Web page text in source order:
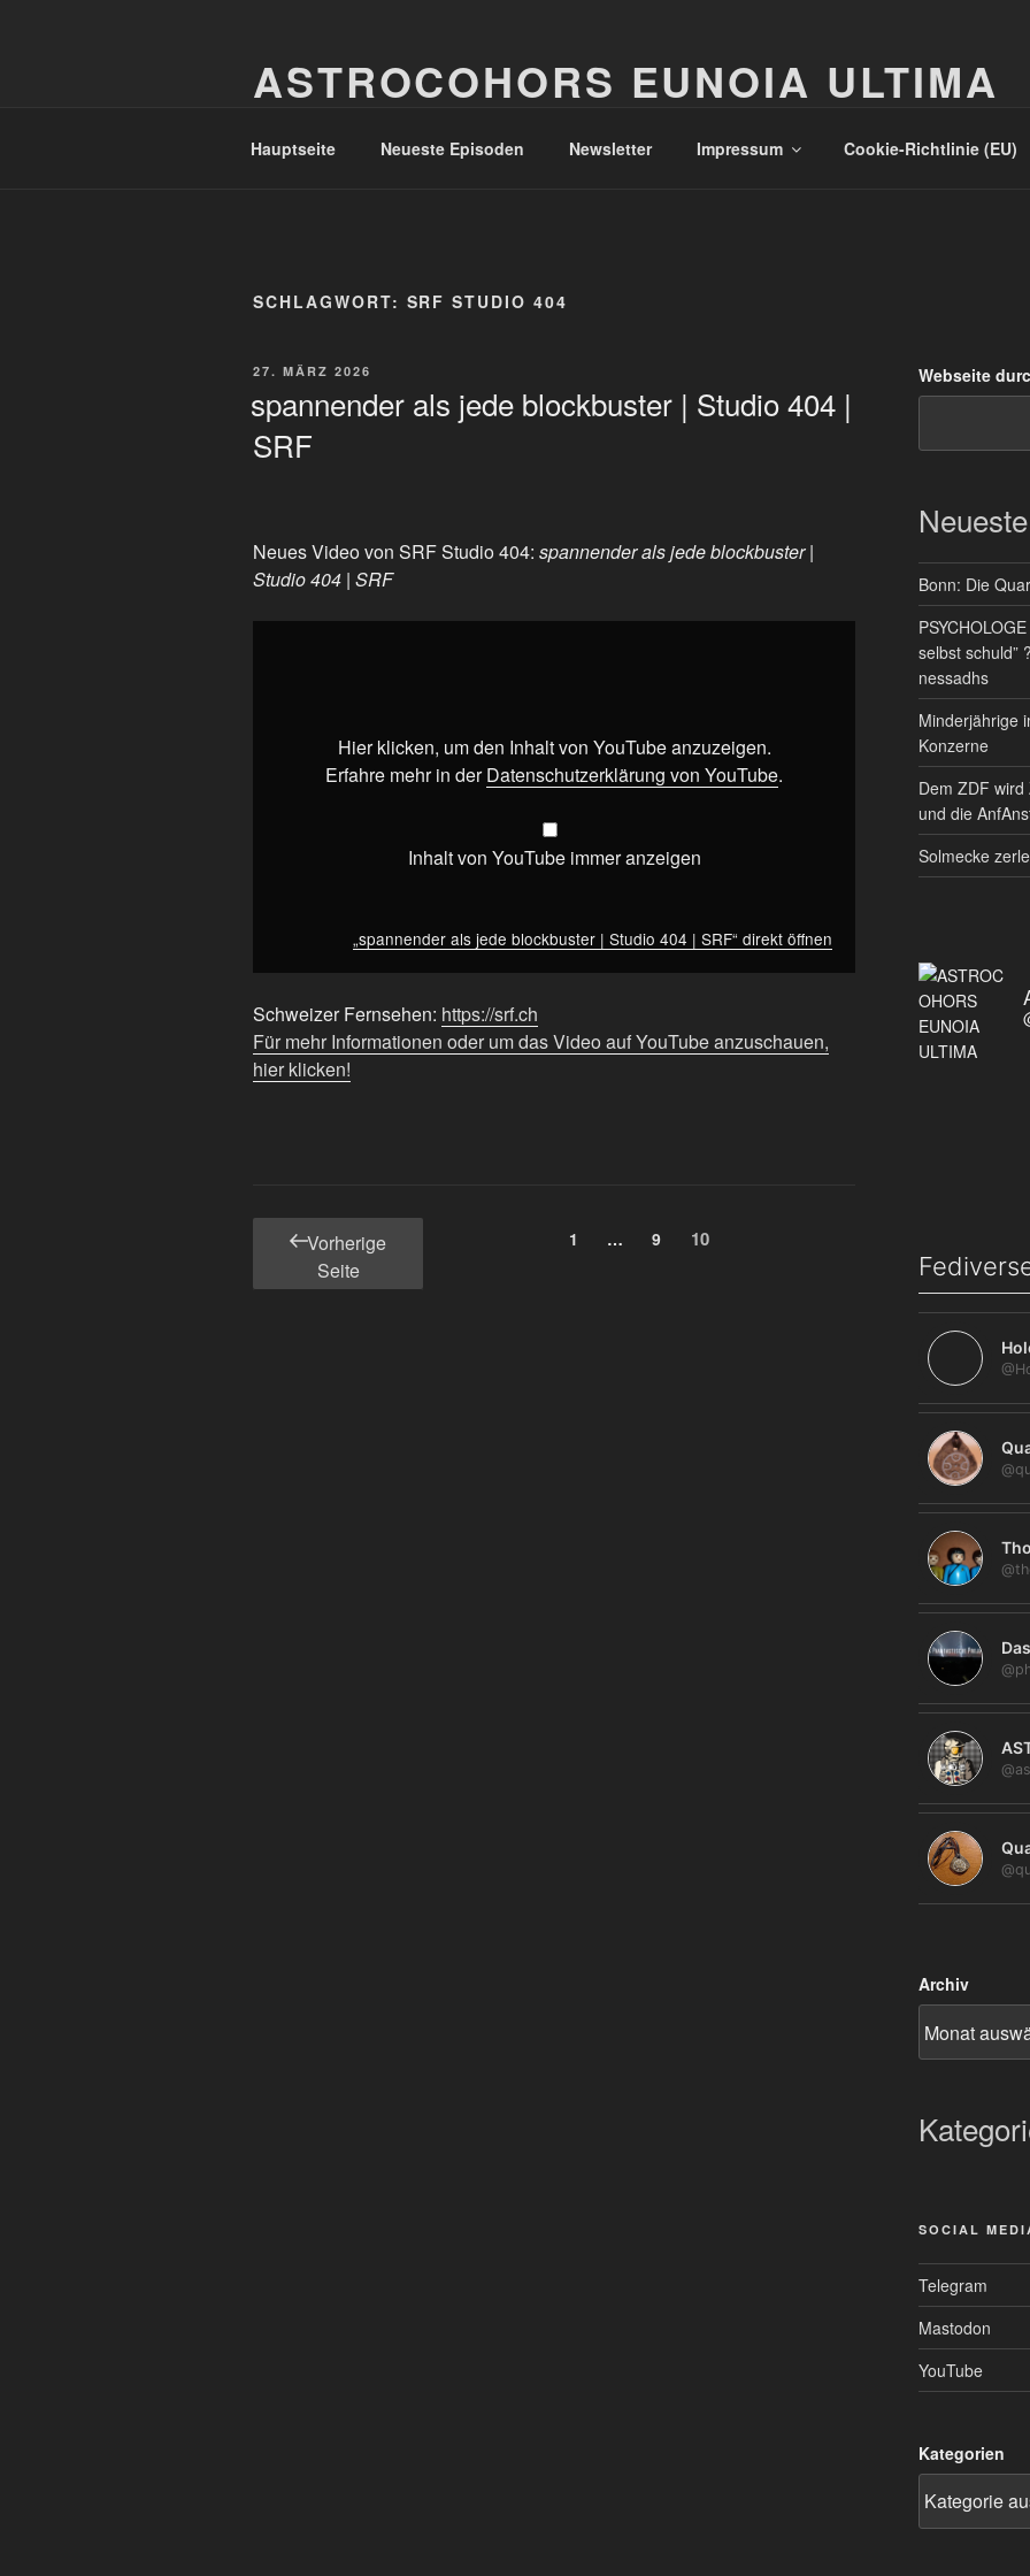
ASTROCOHORS EUNOIA ULTIMA
Hauptseite Neueste Episoden Newsletter Impressum Cookie-Richtlinie (EU)
SCHLAGWORT: SRF STUDIO 404
VERÖFFENTLICHT
27. MÄRZ 2026
spannender als jede blockbuster | Studio 404 |
SRF
Neues Video von SRF Studio 404: spannender als jede blockbuster |
Studio 404 | SRF
Hier klicken, um den Inhalt von YouTube anzuzeigen.
Erfahre mehr in derDatenschutzerklärung von YouTube.
Inhalt von YouTube immer anzeigen
„spannender als jede blockbuster | Studio 404 | SRF“ direkt öffnen
Schweizer Fernsehen: https://srf.ch
Für mehr Informationen oder um das Video auf YouTube anzuschauen,
hier klicken!
Seitennummerierung
der
Vorherige
Seite
Seite
1 … Seite
9 Seite
10
Webseite
Bonn: Die
selbst schuld”
nessadhs
Minderjährige
Konzerne
Dem ZDF
und die
Solmecke
Archiv
SOCIAL
Telegram
Mastodon
YouTube
Kategorien